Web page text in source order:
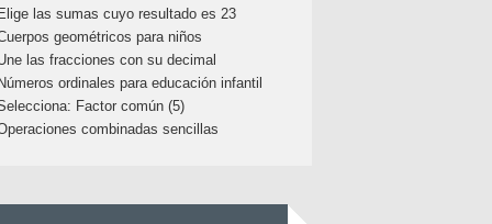
las sumas cuyo resultado es 23
geométricos para niños
las fracciones con su decimal
ordinales para educación infantil
Factor común (5)
combinadas sencillas